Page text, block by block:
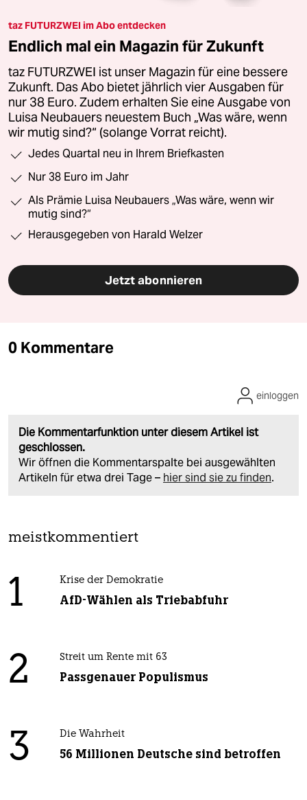
taz FUTURZWEI im Abo entdecken
Endlich mal ein Magazin für Zukunft
taz FUTURZWEI ist unser Magazin für eine bessere
Zukunft. Das Abo bietet jährlich vier Ausgaben für
nur 38 Euro. Zudem erhalten Sie eine Ausgabe von
Luisa Neubauers neuestem Buch „Was wäre, wenn
wir mutig sind?“ (solange Vorrat reicht).
Jedes Quartal neu in Ihrem Briefkasten
Nur 38 Euro im Jahr
Als Prämie Luisa Neubauers „Was wäre, wenn wir
mutig sind?“
Herausgegeben von Harald Welzer
Jetzt abonnieren
0 Kommentare
Die Kommentarfunktion unter diesem Artikel ist
geschlossen.
Wir öffnen die Kommentarspalte bei ausgewählten
Artikeln für etwa drei Tage – hier sind sie zu finden.
einloggen
meistkommentiert
1 Krise der Demokratie
AfD-Wählen als Triebabfuhr
2 Streit um Rente mit 63
Passgenauer Populismus
3 Die Wahrheit
56 Millionen Deutsche sind betroffen